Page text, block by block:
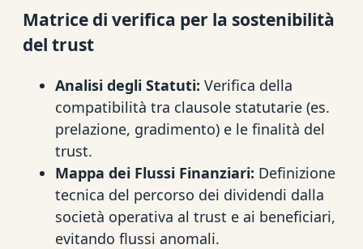
Matrice di verifica per la sostenibilità
del trust
Analisi degli Statuti: Verifica della
compatibilità tra clausole statutarie (es.
prelazione, gradimento) e le finalità del
trust.
Mappa dei Flussi Finanziari: Definizione
tecnica del percorso dei dividendi dalla
società operativa al trust e ai beneficiari,
evitando flussi anomali.